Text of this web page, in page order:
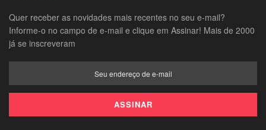
Quer receber as novidades mais recentes no seu e-mail?
Informe-o no campo de e-mail e clique em Assinar! Mais de 2000
já se inscreveram